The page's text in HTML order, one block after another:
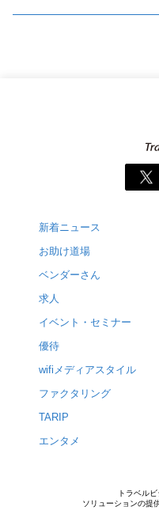
新着ニュース
お助け道場
ベンダーさん
求人
イベント・セミナー
優待
wifiメディアスタイル
ファクタリング
TARIP
エンタメ
トラベル
ソリューションの提